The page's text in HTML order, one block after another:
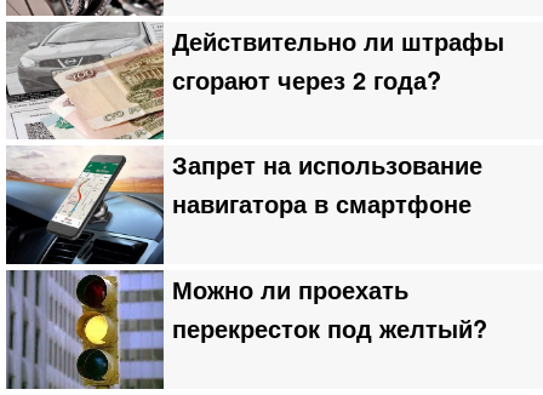
Действительно ли штрафы
сгорают через 2 года?
Запрет на использование
навигатора в смартфоне
Можно ли проехать
перекресток под желтый?